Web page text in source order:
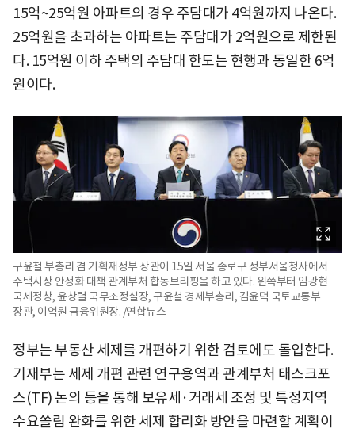
15억~25억원 아파트의 경우 주담대가 4억원까지 나온다.
25억원을 초과하는 아파트는 주담대가 2억원으로 제한된
다. 15억원 이하 주택의 주담대 한도는 현행과 동일한 6억
원이다.
구윤철 부총리 겸 기획재정부 장관이 15일 서울 종로구 정부서울청사에서
주택시장 안정화 대책 관계부처 합동브리핑을 하고 있다. 왼쪽부터 임광현
국세정창, 윤창렬 국무조정실장, 구윤철 경제부총리, 김윤덕 국토교통부
장관, 이억원 금융위원장. /연합뉴스
정부는 부동산 세제를 개편하기 위한 검토에도 돌입한다.
기재부는 세제 개편 관련 연구용역과 관계부처 태스크포
스(TF) 논의 등을 통해 보유세·거래세 조정 및 특정지역
수요쏠림 완화를 위한 세제 합리화 방안을 마련할 계획이